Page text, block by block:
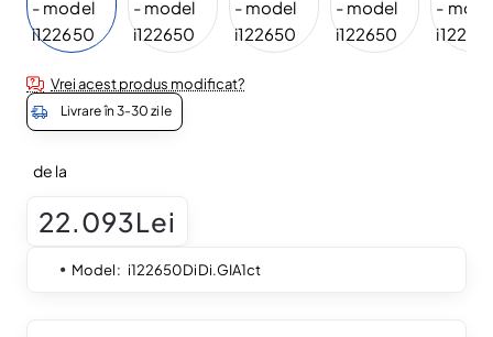
Vrei acest produs modificat?
Livrare în 3-30 zile
de la
22.093Lei
Model: i122650DiDi.GIA1ct